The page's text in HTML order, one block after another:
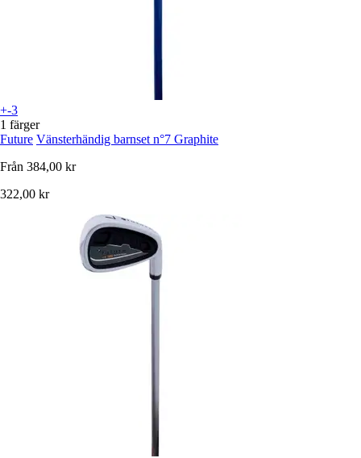
+-3
1 färger
Future Vänsterhändig barnset n°7 Graphite
Från 384,00 kr
322,00 kr